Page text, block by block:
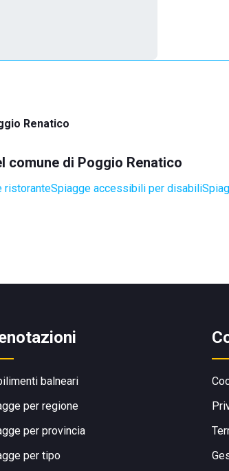
Renatico
comune di Poggio Renatico
ristoranteSpiagge accessibili per disabili
balneari
per regione
per provincia
per tipo